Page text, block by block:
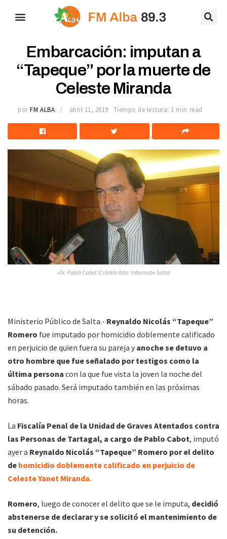
Embarcación: imputan a
“Tapeque” por la muerte de
Celeste Miranda
por FM ALBA abril 11, 2019 Tiempo de lectura: 1 min read
»Dr. Pablo Cabot (Crédito foto: Informate Salta)
Ministerio Público de Salta.- Reynaldo Nicolás “Tapeque”
Romero fue imputado por homicidio doblemente calificado
en perjuicio de quien fuera su pareja y anoche se detuvo a
otro hombre que fue señalado por testigos como la
última persona con la que fue vista la joven la noche del
sábado pasado. Será imputado también en las próximas
horas.
La Fiscalía Penal de la Unidad de Graves Atentados contra
las Personas de Tartagal, a cargo de Pablo Cabot, imputó
ayer a Reynaldo Nicolás “Tapeque” Romero por el delito
de homicidio doblemente calificado en perjuicio de
Celeste Yanet Miranda.
Romero, luego de conocer el delito que se le imputa, decidió
abstenerse de declarar y se solicitó el mantenimiento de
su detención.